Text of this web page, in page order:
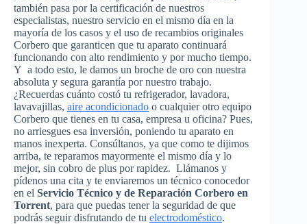
también pasa por la certificación de nuestros
especialistas, nuestro servicio en el mismo día en la
mayoría de los casos y el uso de recambios originales
Corbero que garanticen que tu aparato continuará
funcionando con alto rendimiento y por mucho tiempo.
Y a todo esto, le damos un broche de oro con nuestra
absoluta y segura garantía por nuestro trabajo.
¿Recuerdas cuánto costó tu refrigerador, lavadora,
lavavajillas, aire acondicionado o cualquier otro equipo
Corbero que tienes en tu casa, empresa u oficina? Pues,
no arriesgues esa inversión, poniendo tu aparato en
manos inexperta. Consúltanos, ya que como te dijimos
arriba, te reparamos mayormente el mismo día y lo
mejor, sin cobro de plus por rapidez. Llámanos y
pídenos una cita y te enviaremos un técnico conocedor
en el Servicio Técnico y de Reparación Corbero en
Torrent, para que puedas tener la seguridad de que
podrás seguir disfrutando de tu electrodoméstico.